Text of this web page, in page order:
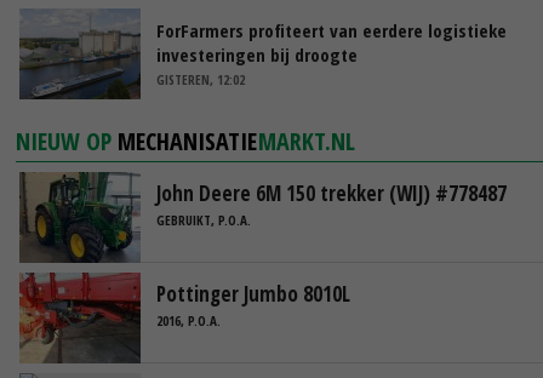
ForFarmers profiteert van eerdere logistieke
investeringen bij droogte
GISTEREN, 12:02
NIEUW OP MECHANISATIEMARKT.NL
John Deere 6M 150 trekker (WIJ) #778487
GEBRUIKT, P.O.A.
Pottinger Jumbo 8010L
2016, P.O.A.